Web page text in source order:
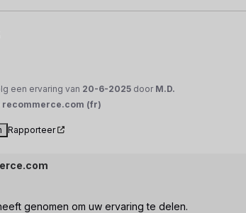
een ervaring van 20-6-2025 door M.D.
recommerce.com (fr)
Rapporteer
genomen om uw ervaring te delen.